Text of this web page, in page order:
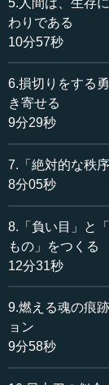
つもりでいます
せん。ただ自分
いろいろな知り
僕が尊敬してい
話として伝わっ
師のいる松蔭寺
「和尚さんは相
と、白隠が「ふ
す。「俺は今か
生命エネルギー
全然ダメだ」と
います。
の死ぬ時期がわ
は何だろう」と
期がわかるとい
なのです。
わりである
10分57秒
6.損切りをする
き寄せる
9分29秒
7.「絶対的な秩
8分05秒
8.「負い目」と
もの」をつくる
12分31秒
9.燃える魂の痕
ョン
9分58秒